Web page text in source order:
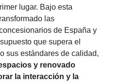
lugar. Bajo esta
las
de España y
que supera el
sus estándares de calidad,
y renovado
la interacción y la